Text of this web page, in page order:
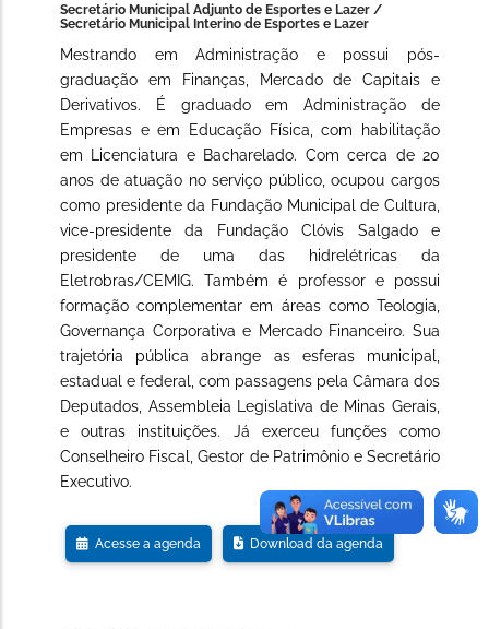
Secretário Municipal Adjunto de Esportes e Lazer /
Secretário Municipal Interino de Esportes e Lazer
Mestrando em Administração e possui pós-
graduação em Finanças, Mercado de Capitais e
Derivativos. É graduado em Administração de
Empresas e em Educação Física, com habilitação
em Licenciatura e Bacharelado. Com cerca de 20
anos de atuação no serviço público, ocupou cargos
como presidente da Fundação Municipal de Cultura,
vice-presidente da Fundação Clóvis Salgado e
presidente de uma das hidrelétricas da
Eletrobras/CEMIG. Também é professor e possui
formação complementar em áreas como Teologia,
Governança Corporativa e Mercado Financeiro. Sua
trajetória pública abrange as esferas municipal,
estadual e federal, com passagens pela Câmara dos
Deputados, Assembleia Legislativa de Minas Gerais,
e outras instituições. Já exerceu funções como
Conselheiro Fiscal, Gestor de Patrimônio e Secretário
Executivo.
Acesse a agenda Download da agenda